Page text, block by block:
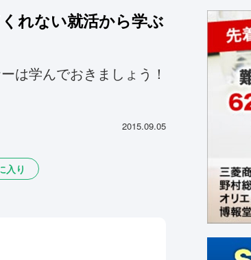
れない就活から学ぶ
は学んでおきましょう！
2015.09.05
入り